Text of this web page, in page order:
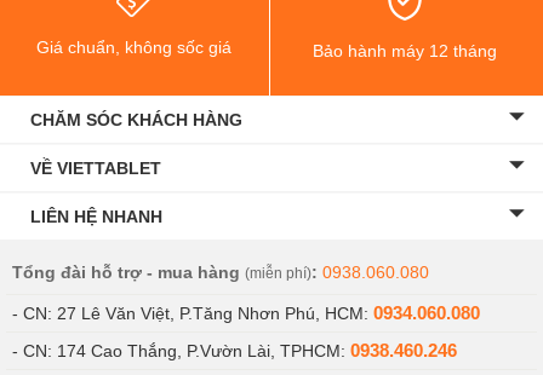
Giá chuẩn, không sốc giá Bảo hành máy 12 tháng
CHĂM SÓC KHÁCH HÀNG
VỀ VIETTABLET
LIÊN HỆ NHANH
Tổng đài hỗ trợ - mua hàng (miễn phí): 0938.060.080
- CN: 27 Lê Văn Việt, P.Tăng Nhơn Phú, HCM: 0934.060.080
- CN: 174 Cao Thắng, P.Vườn Lài, TPHCM: 0938.460.246